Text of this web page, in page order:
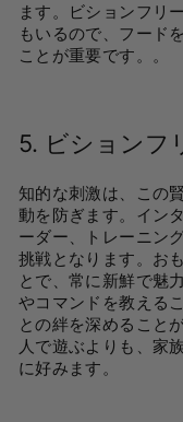
ます。ビションフリ
もいるので、フード
ことが重要です。 。
5. ビションフ
知的な刺激は、この
動を防ぎます。イン
ーダー、トレーニン
挑戦となります。お
とで、常に新鮮で魅
やコマンドを教える
との絆を深めること
人で遊ぶよりも、家
に好みます。